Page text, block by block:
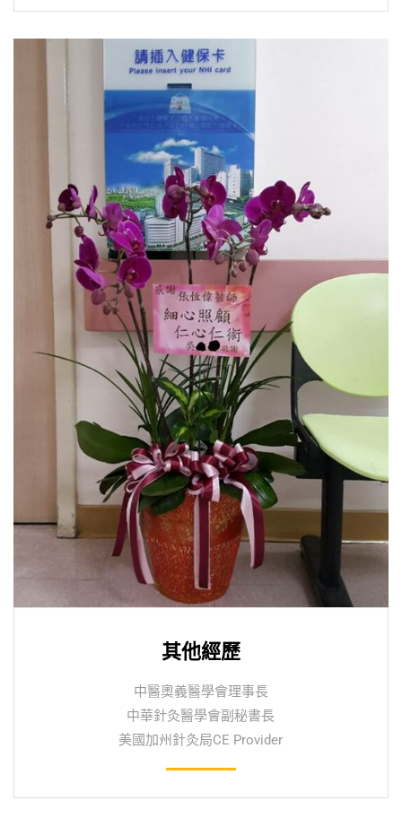
其他經歷
中醫奧義醫學會理事長
中華針灸醫學會副秘書長
美國加州針灸局CE Provider